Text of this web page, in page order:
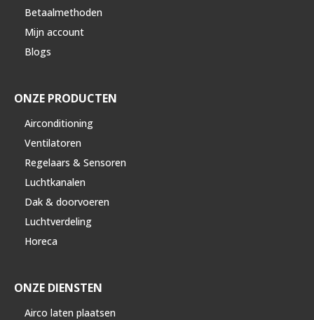
Betaalmethoden
Mijn account
Blogs
ONZE PRODUCTEN
Airconditioning
Ventilatoren
Regelaars & Sensoren
Luchtkanalen
Dak & doorvoeren
Luchtverdeling
Horeca
ONZE DIENSTEN
Airco laten plaatsen